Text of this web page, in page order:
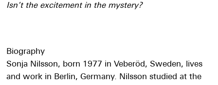
Isn’t the excitement in the mystery?
Biography
Sonja Nilsson, born 1977 in Veberöd, Sweden, lives
and work in Berlin, Germany. Nilsson studied at the